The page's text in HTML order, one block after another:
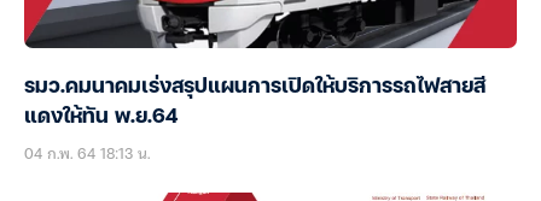
รมว.คมนาคมเร่งสรุปแผนการเปิดให้บริการรถไฟสายสี
แดงให้ทัน พ.ย.64
04 ก.พ. 64 18:13 น.